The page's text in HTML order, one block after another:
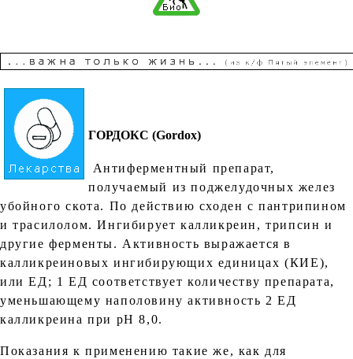
ГОРДОКС (Gordox)
Антиферментный препарат,
получаемый из поджелудочных желез
убойного скота. По действию сходен с пантрипином
и трасилолом. Ингибирует калликреин, трипсин и
другие ферменты. Активность выражается в
калликреиновых ингибирующих единицах (КИЕ),
или ЕД; 1 ЕД соответствует количеству препарата,
уменьшающему наполовину активность 2 ЕД
калликреина при рН 8,0.
Показания к применению такие же, как для